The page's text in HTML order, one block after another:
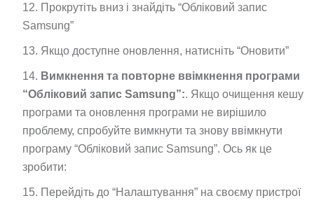
Прокрутіть вниз і знайдіть “Обліковий запис
Samsung”
Якщо доступне оновлення, натисніть “Оновити”
Вимкнення та повторне ввімкнення програми
“Обліковий запис Samsung”:. Якщо очищення кешу
програми та оновлення програми не вирішило
проблему, спробуйте вимкнути та знову ввімкнути
програму “Обліковий запис Samsung”. Ось як це
зробити:
Перейдіть до “Налаштування” на своєму пристрої